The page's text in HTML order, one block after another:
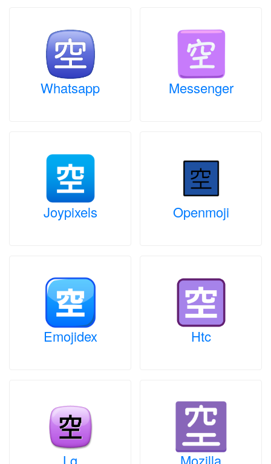
Whatsapp Messenger
Joypixels Openmoji
Emojidex Htc
Lg Mozilla